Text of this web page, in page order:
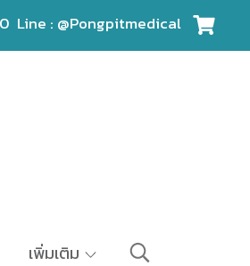
Line : @Pongpitmedical
เพิ่มเติม